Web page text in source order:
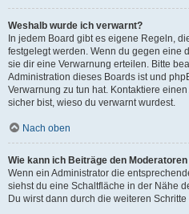
Weshalb wurde ich verwarnt?
In jedem Board gibt es eigene Regeln,
festgelegt werden. Wenn du gegen eine
sie dir eine Verwarnung erteilen. Bitte
Administration dieses Boards ist und
Verwarnung zu tun hat. Kontaktiere
sicher bist, wieso du verwarnt wurdest.
Nach oben
Wie kann ich Beiträge den
Wenn ein Administrator die
siehst du eine Schaltfläche in der Nähe
Du wirst dann durch die weiteren Schritte